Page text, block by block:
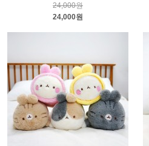
24,000원
24,000원